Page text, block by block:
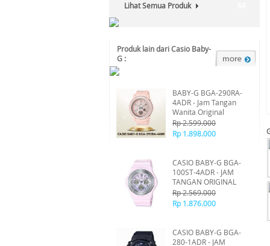
Lihat Semua Produk
Produk lain dari Casio Baby-
G :
BABY-G BGA-290RA-
4ADR - Jam Tangan
Wanita Original
Rp 2.599.000
Rp 1.898.000
CASIO BABY-G BGA-
100ST-4ADR - JAM
TANGAN ORIGINAL
Rp 2.569.000
Rp 1.876.000
CASIO BABY-G BGA-
280-1ADR - JAM